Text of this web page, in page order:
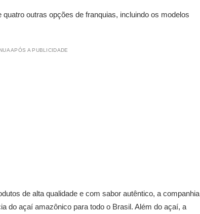
outras opções de franquias, incluindo os modelos
APÓS A PUBLICIDADE
de alta qualidade e com sabor autêntico, a companhia
do açaí amazônico para todo o Brasil. Além do açaí, a